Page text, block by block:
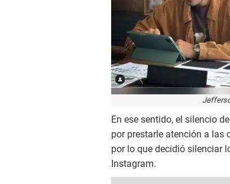
En ese sentido, el silencio de
por prestarle atención a las
por lo que decidió silenciar
Instagram.